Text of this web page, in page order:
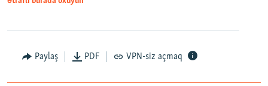
Paylaş PDF VPN-siz açmaq